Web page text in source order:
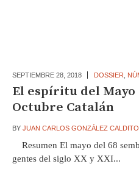
SEPTIEMBRE 28, 2018 DOSSIER,
El espíritu del Mayo
Octubre Catalán
BY JUAN CARLOS GONZÁLEZ CALDITO
Resumen El mayo del 68
gentes del siglo XX y XXI...